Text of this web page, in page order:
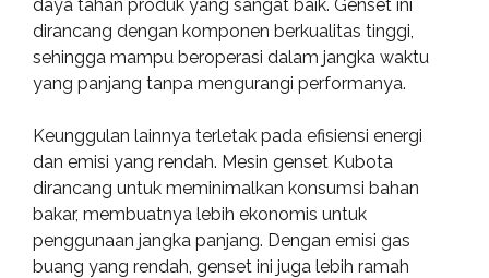
daya tahan produk yang sangat baik. Genset ini
dirancang dengan komponen berkualitas tinggi,
sehingga mampu beroperasi dalam jangka waktu
yang panjang tanpa mengurangi performanya.
Keunggulan lainnya terletak pada efisiensi energi
dan emisi yang rendah. Mesin genset Kubota
dirancang untuk meminimalkan konsumsi bahan
bakar, membuatnya lebih ekonomis untuk
penggunaan jangka panjang. Dengan emisi gas
buang yang rendah, genset ini juga lebih ramah